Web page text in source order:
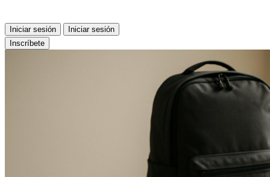
Iniciar sesión
Iniciar sesión
Inscríbete